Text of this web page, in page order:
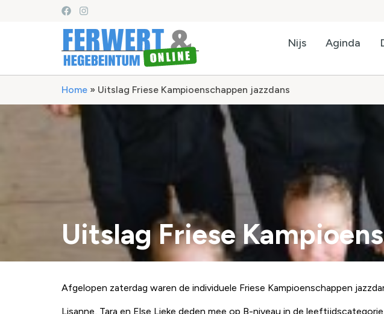
Nijs Aginda
Home » Uitslag Friese Kampioenschappen jazzdans
Uitslag Friese
Afgelopen zaterdag waren de individuele Friese Kampioenschappen
Lisanne, Tara en Else Lieke deden mee op B-niveau in de